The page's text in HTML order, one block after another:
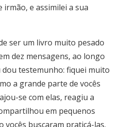
irmão, e assimilei a sua
ser um livro muito pesado
dez mensagens, ao longo
dou testemunho: fiquei muito
a grande parte de vocês
se com elas, reagiu a
em pequenos
vocês buscaram praticá-las.